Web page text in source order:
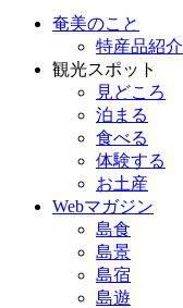
奄美のこと
特産品紹介
観光スポット
見どころ
泊まる
食べる
体験する
お土産
Webマガジン
島食
島景
島宿
島遊